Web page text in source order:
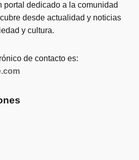
portal dedicado a la comunidad
desde actualidad y noticias
y cultura.
de contacto es: